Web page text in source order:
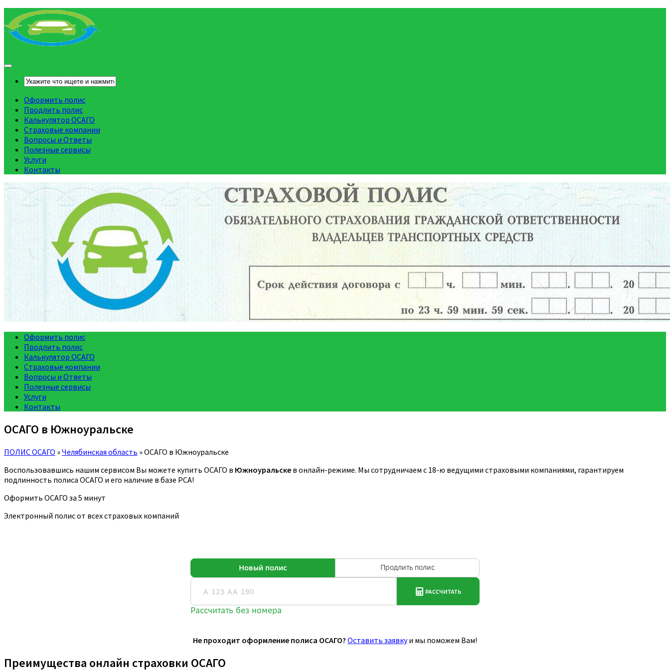
Оформить полис
Продлить полис
Калькулятор ОСАГО
Страховые компании
Вопросы и Ответы
Полезные сервисы
Услуги
Контакты
Оформить полис
Продлить полис
Калькулятор ОСАГО
Страховые компании
Вопросы и Ответы
Полезные сервисы
Услуги
Контакты
ОСАГО в Южноуральске
ПОЛИС ОСАГО »Челябинская область »ОСАГО в Южноуральске
Воспользовавшись нашим сервисом Вы можете купить ОСАГО в Южноуральске в онлайн-режиме. Мы сотрудничаем с 18-ю ведущими страховыми компаниями, гарантируем
подлинность полиса ОСАГО и его наличие в базе РСА!
Оформить ОСАГО за 5 минут
Электронный полис от всех страховых компаний
Не проходит оформление полиса ОСАГО? Оставить заявкуи мы поможем Вам!
Преимущества онлайн страховки ОСАГО